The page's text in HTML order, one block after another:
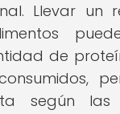
Llevar un
de
según las